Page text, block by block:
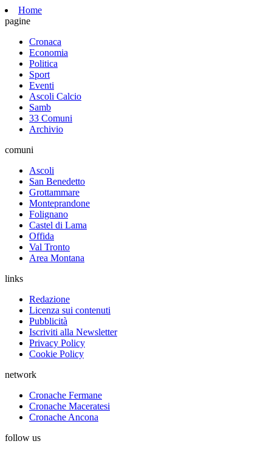
Home
pagine
Cronaca
Economia
Politica
Sport
Eventi
Ascoli Calcio
Samb
33 Comuni
Archivio
comuni
Ascoli
San Benedetto
Grottammare
Monteprandone
Folignano
Castel di Lama
Offida
Val Tronto
Area Montana
links
Redazione
Licenza sui contenuti
Pubblicità
Iscriviti alla Newsletter
Privacy Policy
Cookie Policy
network
Cronache Fermane
Cronache Maceratesi
Cronache Ancona
follow us